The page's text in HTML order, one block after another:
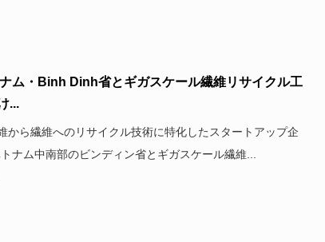
ム・Binh Dinh省とギガスケール繊維リサイクル工
...
から繊維へのリサイクル技術に特化したスタートアップ企
ナム中南部のビンディン省とギガスケール繊維...